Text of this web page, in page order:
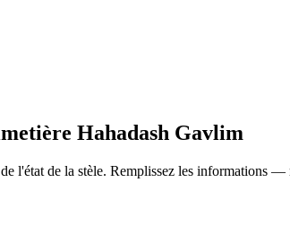
Hahadash Gavlim
l'état de la stèle. Remplissez les informations